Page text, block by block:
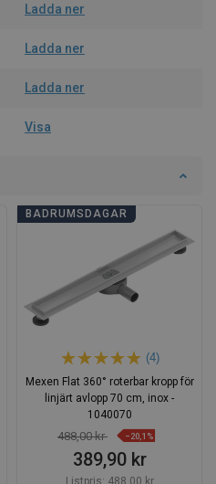
Ladda ner
Ladda ner
Ladda ner
Visa
BADRUMSDAGAR
(4)
Mexen Flat 360° roterbar kropp för
linjärt avlopp 70 cm, inox -
1040070
488,00 kr −20,1%
389,90 kr
Listpris: 488,00 kr